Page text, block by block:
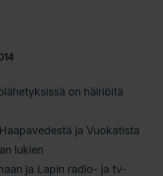
on häiriöitä
ja Vuokatista
lukien
ja Lapin radio- ja tv-